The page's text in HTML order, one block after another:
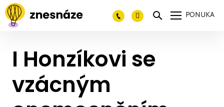
PONUKA
I Honzíkovi se
vzácným